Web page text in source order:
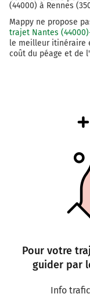
(44000) à Rennes
Mappy ne propose
trajet Nantes
le meilleur itinéraire
coût du péage et de
Pour votre
guider par
Info